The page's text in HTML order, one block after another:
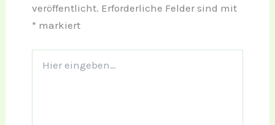
veröffentlicht. Erforderliche Felder sind mit
* markiert
eingeben…